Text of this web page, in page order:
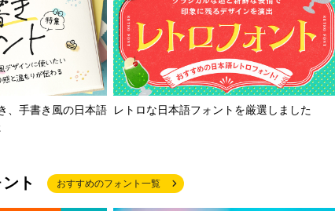
、手書き風の日本語
レトロな日本語フォントを厳選しました
ト おすすめのフォント一覧